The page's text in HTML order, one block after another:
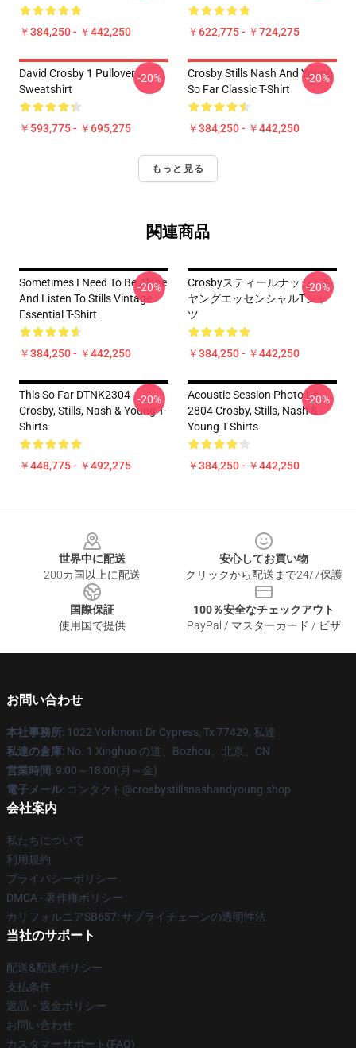
￥384,250 - ￥442,250 ￥622,775 - ￥724,275
David Crosby 1 Pullover
Sweatshirt
￥593,775 - ￥695,275
-20%
Crosby Stills Nash And Young
So Far Classic T-Shirt
￥384,250 - ￥442,250
-20%
もっと見る
関連商品
Sometimes I Need To Be Alone
And Listen To Stills Vintage
Essential T-Shirt
￥384,250 - ￥442,250
-20%
Crosbyスティールナッシュ&
ヤングエッセンシャルTシャ
ツ
￥384,250 - ￥442,250
-20%
This So Far DTNK2304
Crosby, Stills, Nash & Young T-
Shirts
￥448,775 - ￥492,275
-20%
Acoustic Session Photo LA
2804 Crosby, Stills, Nash &
Young T-Shirts
￥384,250 - ￥442,250
-20%
世界中に配送
200カ国以上に配送
安心してお買い物
クリックから配送まで24/7保護
国際保証
使用国で提供
100％安全なチェックアウト
PayPal / マスターカード / ビザ
お問い合わせ
本社事務所: 1022 Yorkmont Dr Cypress, Tx 77429, 私達
私達の倉庫: No. 1 Xinghuo の道、Bozhou、北京、CN
営業時間: 9:00～18:00(月～金)
電子メール: コンタクト@crosbystillsnashandyoung.shop
会社案内
私たちについて
利用規約
プライバシーポリシー
DMCA - 著作権ポリシー
カリフォルニアSB657: サプライチェーンの透明性法
当社のサポート
配送&配送ポリシー
支払条件
返品・返金ポリシー
お問い合わせ
カスタマーサポート(FAQ)